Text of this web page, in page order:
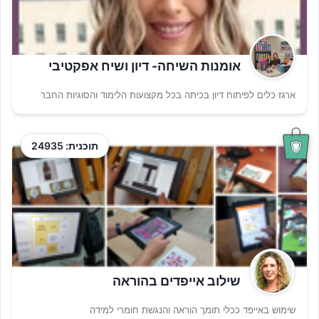
אומנות השיחה- דיון ושיח אפקטיבי
ארגז כלים לפיתוח דיון בכיתה בכל מקצועות הלימוד והסוגיות החבר
תוכנית: 24935
שילוב אייפדים בהוראה
שימוש באייפד ככלי תומך הוראה והנגשת חומרי למידה